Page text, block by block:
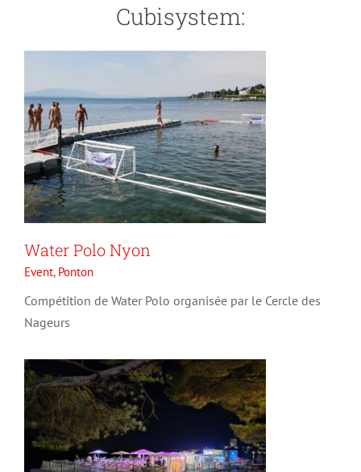
Cubisystem:
Water Polo Nyon
Event, Ponton
Compétition de Water Polo organisée par le Cercle des
Nageurs
Montreux Nestlé Open WTA
125 – 2024